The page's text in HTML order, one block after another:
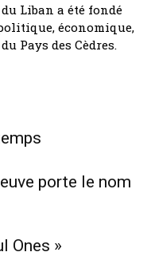
Liban a été fondé
économique,
Pays des Cèdres.
porte le nom
Ones »